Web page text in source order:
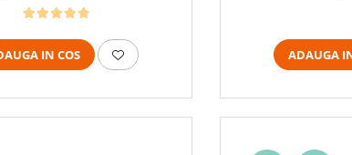
IN COS ADAUGA